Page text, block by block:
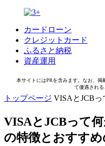
カードローン
クレジットカード
ふるさと納税
資産運用
本サイトにはPRを含みます。なお、
て優遇される
トップページ VISAとJCB
VISAとJCBって
の特徴とおすす